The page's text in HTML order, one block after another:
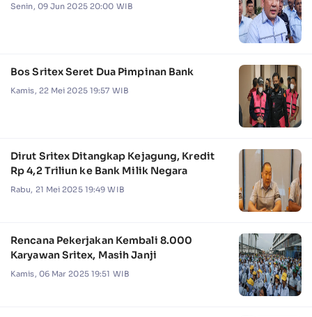
Senin, 09 Jun 2025 20:00 WIB
Bos Sritex Seret Dua Pimpinan Bank
Kamis, 22 Mei 2025 19:57 WIB
Dirut Sritex Ditangkap Kejagung, Kredit
Rp 4,2 Triliun ke Bank Milik Negara
Rabu, 21 Mei 2025 19:49 WIB
Rencana Pekerjakan Kembali 8.000
Karyawan Sritex, Masih Janji
Kamis, 06 Mar 2025 19:51 WIB